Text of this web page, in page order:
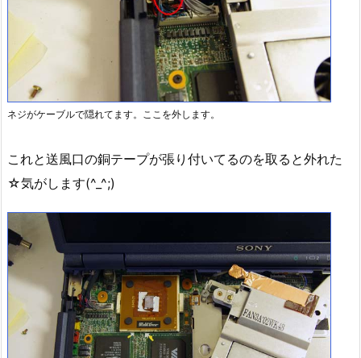
ネジがケーブルで隠れてます。ここを外します。
これと送風口の銅テープが張り付いてるのを取ると外れた
☆気がします(^_^;)